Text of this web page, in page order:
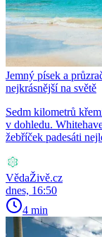
Jemný písek a
nejkrásnější na světě
Sedm kilometrů
v dohledu.
žebříček padesáti
VědaŽivě.cz
dnes, 16:50
4 min